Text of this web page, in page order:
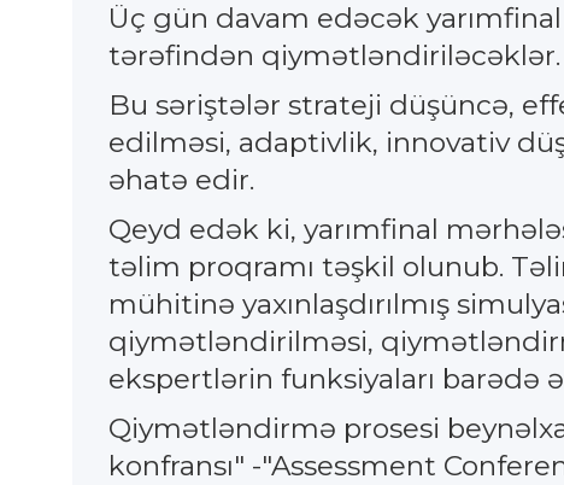
Üç gün davam edəcək
tərəfindən qiymətləndiriləcəklər.
Bu səriştələr strateji düşüncə,
edilməsi, adaptivlik, innovativ
əhatə edir.
Qeyd edək ki, yarımfinal
təlim proqramı təşkil olunub.
mühitinə yaxınlaşdırılmış
qiymətləndirilməsi,
ekspertlərin funksiyaları barədə
Qiymətləndirmə prosesi
konfransı" -"Assessment